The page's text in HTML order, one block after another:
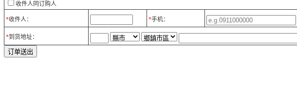
收件人同订购人
*收件人： *手机：
*到货地址：